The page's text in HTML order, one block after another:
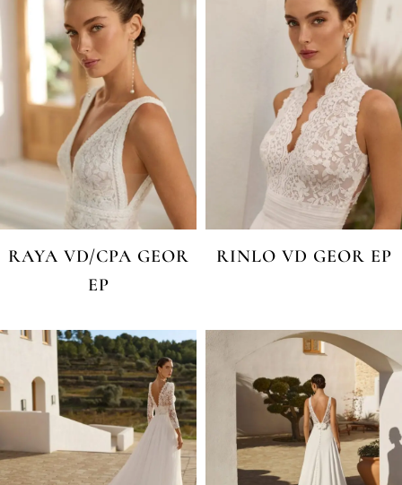
RAYA VD/CPA GEOR
EP
RINLO VD GEOR EP